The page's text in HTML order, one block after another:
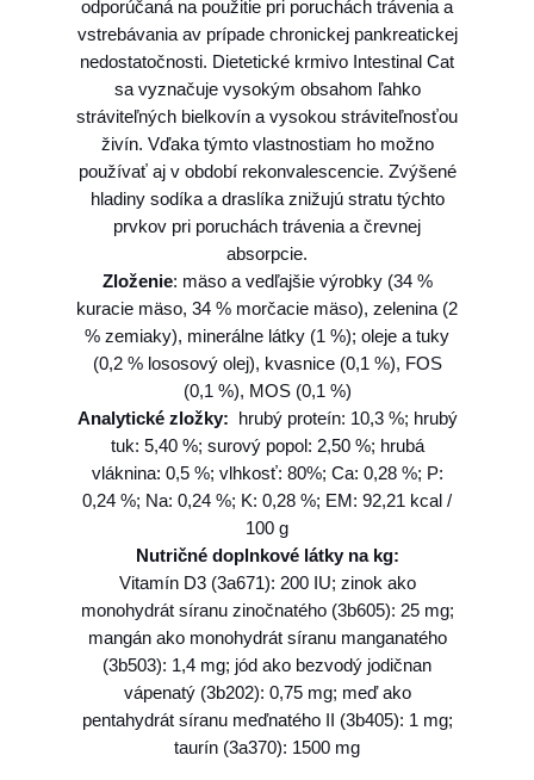
p
e
r
t
V
D
c
a
t
n
t
e
s
i
n
a
l
a
p
s
i
č
k
a
odporúčaná na použitie pri poruchách trávenia a
vstrebávania av prípade chronickej pankreatickej
nedostatočnosti. Dietetické krmivo Intestinal Cat
sa vyznačuje vysokým obsahom ľahko
stráviteľných bielkovín a vysokou stráviteľnosťou
živín. Vďaka týmto vlastnostiam ho možno
používať aj v období rekonvalescencie. Zvýšené
hladiny sodíka a draslíka znižujú stratu týchto
prvkov pri poruchách trávenia a črevnej
absorpcie.
Zloženie: mäso a vedľajšie výrobky (34 %
kuracie mäso, 34 % morčacie mäso), zelenina (2
% zemiaky), minerálne látky (1 %); oleje a tuky
(0,2 % lososový olej), kvasnice (0,1 %), FOS
(0,1 %), MOS (0,1 %)
Analytické zložky: hrubý proteín: 10,3 %; hrubý
tuk: 5,40 %; surový popol: 2,50 %; hrubá
vláknina: 0,5 %; vlhkosť: 80%; Ca: 0,28 %; P:
0,24 %; Na: 0,24 %; K: 0,28 %; EM: 92,21 kcal /
100 g
Nutričné doplnkové látky na kg:
Vitamín D3 (3a671): 200 IU; zinok ako
monohydrát síranu zinočnatého (3b605): 25 mg;
mangán ako monohydrát síranu manganatého
(3b503): 1,4 mg; jód ako bezvodý jodičnan
vápenatý (3b202): 0,75 mg; meď ako
pentahydrát síranu meďnatého II (3b405): 1 mg;
taurín (3a370): 1500 mg